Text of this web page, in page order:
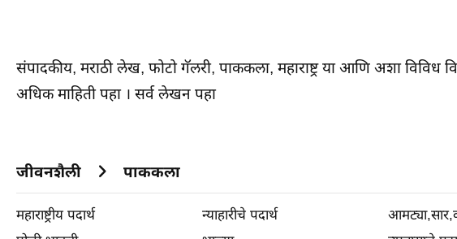
संपादकीय, मराठी लेख, फोटो गॅलरी, पाककला, महाराष्ट्र या आणि अशा विविध
अधिक माहिती पहा। सर्व लेखन पहा
जीवनशैली पाककला
महाराष्ट्रीय पदार्थ न्याहारीचे पदार्थ